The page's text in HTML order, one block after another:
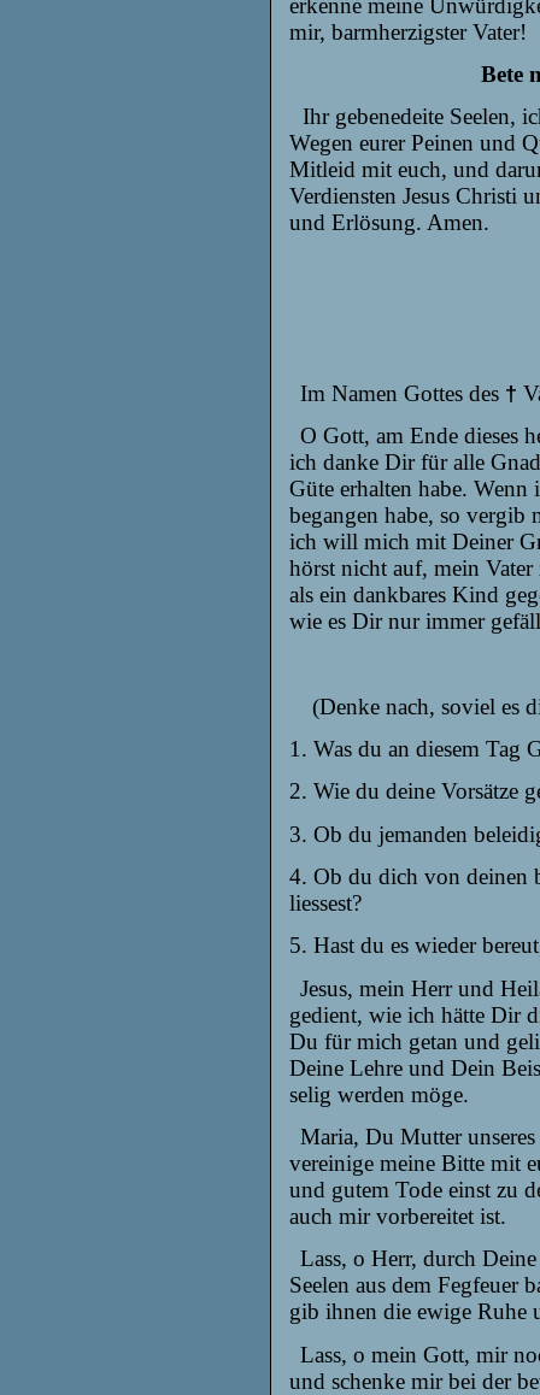
erkenne meine
mir, barmherzigster Vater!
Bete
Ihr gebenedeite Seelen,
Wegen eurer Peinen und
Mitleid mit euch, und
Verdiensten Jesus Christi
und Erlösung. Amen.
Im Namen Gottes des †
O Gott, am Ende dieses
ich danke Dir für alle
Güte erhalten habe.
begangen habe, so vergib
ich will mich mit Deiner
hörst nicht auf, mein Vater
als ein dankbares Kind
wie es Dir nur immer
(Denke nach, soviel es
1. Was du an diesem Tag
2. Wie du deine Vorsätze
3. Ob du jemanden
4. Ob du dich von deinen
liessest?
5. Hast du es wieder
Jesus, mein Herr und
gedient, wie ich hätte Dir
Du für mich getan und
Deine Lehre und Dein
selig werden möge.
Maria, Du Mutter
vereinige meine Bitte mit
und gutem Tode einst zu
auch mir vorbereitet ist.
Lass, o Herr, durch
Seelen aus dem
gib ihnen die ewige Ruhe
Lass, o mein Gott, mir
und schenke mir bei der